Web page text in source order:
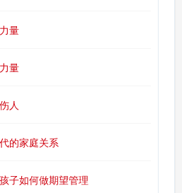
量
量
人
的家庭关系
子如何做期望管理